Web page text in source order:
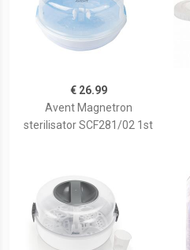
€ 26.99
Avent Magnetron
sterilisator SCF281/02 1st